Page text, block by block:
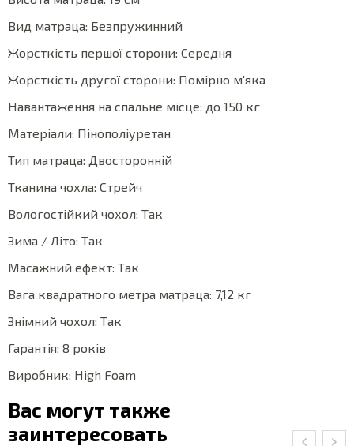
Вид матраца: Безпружинний
Жорсткість першої сторони: Середня
Жорсткість другої сторони: Помірно м'яка
Навантаження на спальне місце: до 150 кг
Матеріали: Пінополіуретан
Тип матраца: Двосторонній
Тканина чохла: Стрейч
Вологостійкий чохол: Так
Зима / Літо: Так
Масажний ефект: Так
Вага квадратного метра матраца: 7,12 кг
Знімний чохол: Так
Гарантія: 8 років
Виробник: High Foam
Вас могут также
заинтересовать